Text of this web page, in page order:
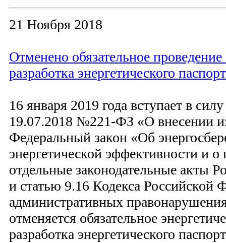
21 Ноября 2018
Отменено обязательное проведение
разработка энергетического
16 января 2019 года вступает в
19.07.2018 №221-ФЗ «О внесении
Федеральный закон «Об
энергетической эффективности и
отдельные законодательные акты
и статью 9.16 Кодекса Российской
административных
отменяется обязательное
разработка энергетического